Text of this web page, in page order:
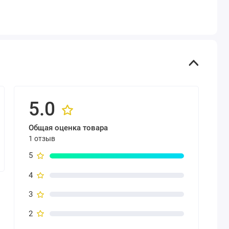
5.0
Общая оценка товара
1 отзыв
5
4
3
2